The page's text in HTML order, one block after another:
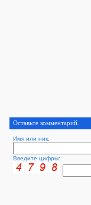
Оставьте комментарий.
Имя или ник:
Введите цифры: